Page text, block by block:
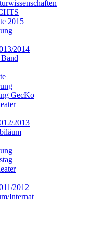
2015
2014
GecKo
2013
2012
Internat